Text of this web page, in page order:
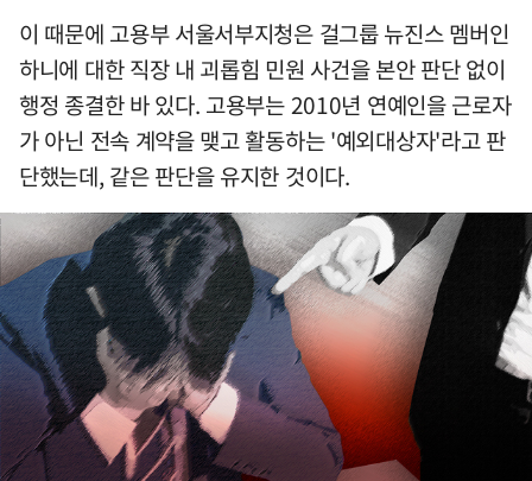
이 때문에 고용부 서울서부지청은 걸그룹 뉴진스 멤버인
하니에 대한 직장 내 괴롭힘 민원 사건을 본안 판단 없이
행정 종결한 바 있다. 고용부는 2010년 연예인을 근로자
가 아닌 전속 계약을 맺고 활동하는 '예외대상자'라고 판
단했는데, 같은 판단을 유지한 것이다.